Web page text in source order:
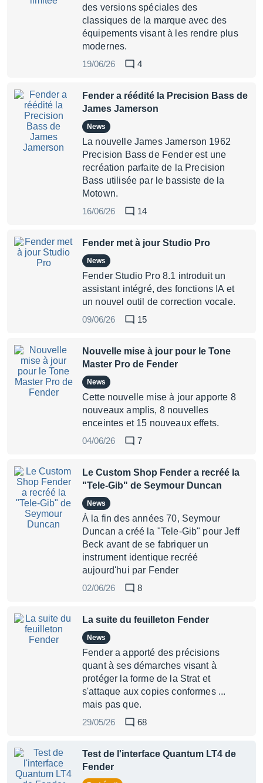
des versions spéciales des
classiques de la marque avec des
équipements visant à les rendre plus
modernes.
19/06/26
4
Fender a réédité la Precision Bass de
James Jamerson
News
La nouvelle James Jamerson 1962
Precision Bass de Fender est une
recréation parfaite de la Precision
Bass utilisée par le bassiste de la
Motown.
16/06/26
14
Fender met à jour Studio Pro
News
Fender Studio Pro 8.1 introduit un
assistant intégré, des fonctions IA et
un nouvel outil de correction vocale.
09/06/26
15
Nouvelle mise à jour pour le Tone
Master Pro de Fender
News
Cette nouvelle mise à jour apporte 8
nouveaux amplis, 8 nouvelles
enceintes et 15 nouveaux effets.
04/06/26
7
Le Custom Shop Fender a recréé la
"Tele-Gib" de Seymour Duncan
News
À la fin des années 70, Seymour
Duncan a créé la "Tele-Gib" pour Jeff
Beck avant de se fabriquer un
instrument identique recréé
aujourd'hui par Fender
02/06/26
8
La suite du feuilleton Fender
News
Fender a apporté des précisions
quant à ses démarches visant à
protéger la forme de la Strat et
s'attaque aux copies conformes ...
mais pas que.
29/05/26
68
Test de l'interface Quantum LT4 de
Fender